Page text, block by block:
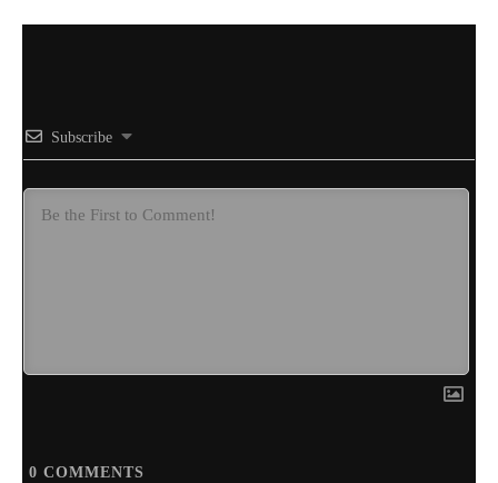
Subscribe
0 COMMENTS